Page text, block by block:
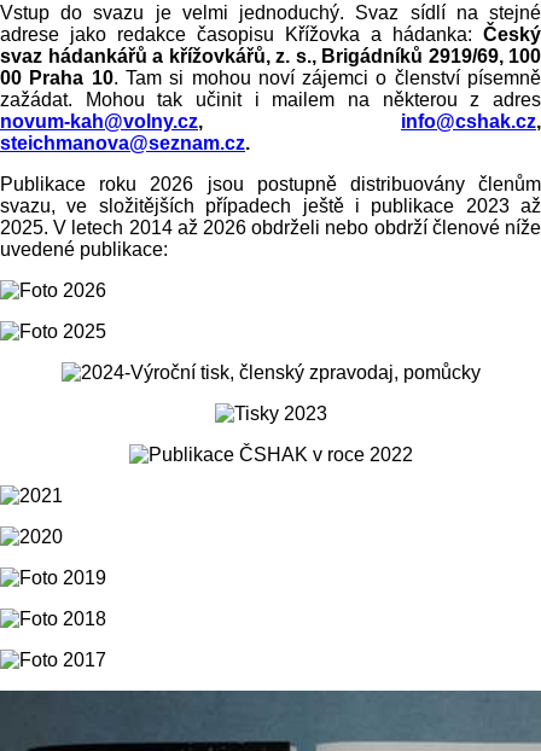
Vstup do svazu je velmi jednoduchý. Svaz sídlí na stejné
adrese jako redakce časopisu Křížovka a hádanka: Český
svaz hádankářů a křížovkářů, z. s., Brigádníků 2919/69, 100
00 Praha 10. Tam si mohou noví zájemci o členství písemně
zažádat. Mohou tak učinit i mailem na některou z adres
novum-kah@volny.cz, info@cshak.cz,
steichmanova@seznam.cz.
Publikace roku 2026 jsou postupně distribuovány členům
svazu, ve složitějších případech ještě i publikace 2023 až
2025. V letech 2014 až 2026 obdrželi nebo obdrží členové níže
uvedené publikace: